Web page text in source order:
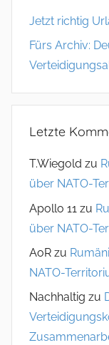
Jetzt richtig
Fürs Archiv:
Letzte
T.Wiegold zu
über NATO-
Apollo 11 zu
über NATO-
AoR zu
NATO-
Nachhaltig zu